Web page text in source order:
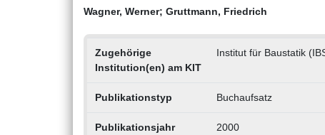
Wagner, Werner; Gruttmann, Friedrich
Zugehörige
Institution(en) am KIT
Institut für Baustatik
Publikationstyp Buchaufsatz
Publikationsjahr 2000